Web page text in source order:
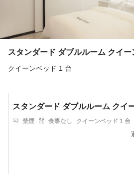
スタンダード ダブルルーム クイー
クイーンベッド 1 台
スタンダード ダブルルーム クイ
禁煙 食事なし
クイーンベッド 1 台